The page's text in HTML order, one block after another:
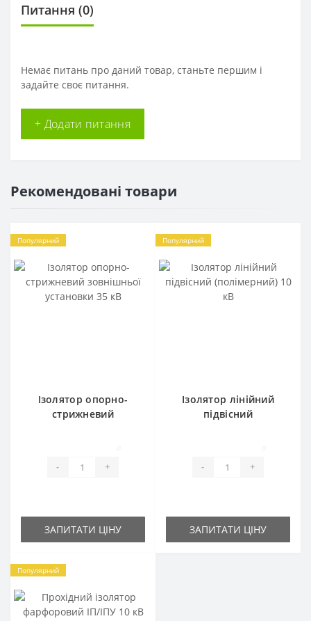
Питання (0)
Немає питань про даний товар, станьте першим і
задайте своє питання.
+ Додати питання
Рекомендовані товари
Популярний
Ізолятор опорно-
стрижневий
- +
ЗАПИТАТИ ЦІНУ
Популярний
Ізолятор лінійний
підвісний
- +
ЗАПИТАТИ ЦІНУ
Популярний